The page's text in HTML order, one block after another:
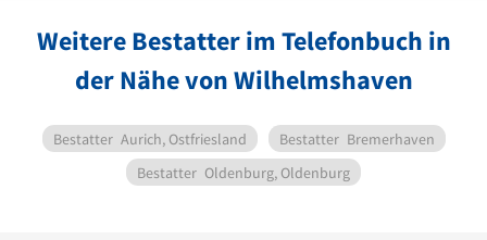
Weitere Bestatter im Telefonbuch in
der Nähe von Wilhelmshaven
Bestatter Aurich, Ostfriesland Bestatter Bremerhaven
Bestatter Oldenburg, Oldenburg